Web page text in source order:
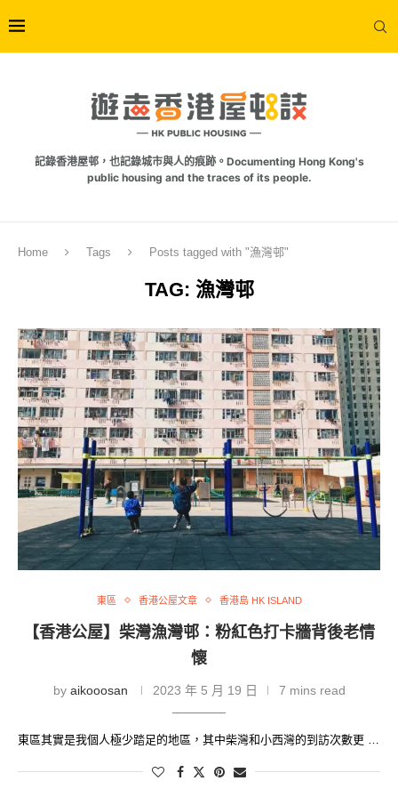
記錄香港屋邨，也記錄城市與人的痕跡。Documenting Hong Kong's
public housing and the traces of its people.
Home Tags Posts tagged with "漁灣邨"
TAG: 漁灣邨
東區 香港公屋文章 香港島 HK ISLAND
【香港公屋】柴灣漁灣邨：粉紅色打卡牆背後老情
懷
by aikooosan 2023 年 5 月 19 日 7 mins read
東區其實是我個人極少踏足的地區，其中柴灣和小西灣的到訪次數更 …